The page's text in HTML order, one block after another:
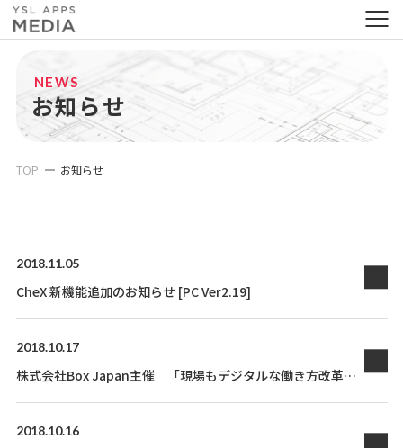
NEWS
お知らせ
TOP お知らせ
2018.11.05
CheX 新機能追加のお知らせ [PC Ver2.19]
2018.10.17
株式会社Box Japan主催 「現場もデジタルな働き方改革実
2018.10.16